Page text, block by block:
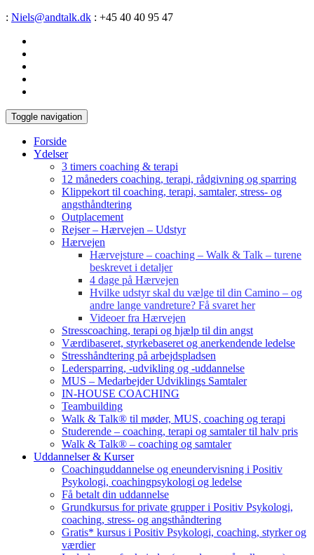
: Niels@andtalk.dk : +45 40 40 95 47
Toggle navigation
Forside
Ydelser
3 timers coaching & terapi
12 måneders coaching, terapi, rådgivning og sparring
Klippekort til coaching, terapi, samtaler, stress- og
angsthåndtering
Outplacement
Rejser – Hærvejen – Udstyr
Hærvejen
Hærvejsture – coaching – Walk & Talk – turene
beskrevet i detaljer
4 dage på Hærvejen
Hvilke udstyr skal du vælge til din Camino – og
andre lange vandreture? Få svaret her
Videoer fra Hærvejen
Stresscoaching, terapi og hjælp til din angst
Værdibaseret, styrkebaseret og anerkendende ledelse
Stresshåndtering på arbejdspladsen
Ledersparring, -udvikling og -uddannelse
MUS – Medarbejder Udviklings Samtaler
IN-HOUSE COACHING
Teambuilding
Walk & Talk® til møder, MUS, coaching og terapi
Studerende – coaching, terapi og samtaler til halv pris
Walk & Talk® – coaching og samtaler
Uddannelser & Kurser
Coachinguddannelse og eneundervisning i Positiv
Psykologi, coachingpsykologi og ledelse
Få betalt din uddannelse
Grundkursus for private grupper i Positiv Psykologi,
coaching, stress- og angsthåndtering
Gratis* kursus i Positiv Psykologi, coaching, styrker og
værdier